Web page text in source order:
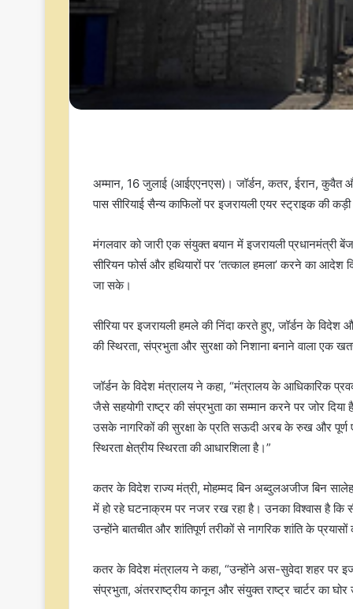
अम्मान, 16 जुलाई (आईएएनएस)। जॉर्डन, कतर, ईरान, कुवैत
पास सीरियाई सैन्य काफिलों पर इजरायली एयर स्ट्राइक की कड़ी
मंगलवार को जारी एक संयुक्त बयान में इजरायली प्रधानमंत्री
सीरियन फोर्स और हथियारों पर ‘तत्काल हमला’ करने का
जा सके।
सीरिया पर इजरायली हमले की निंदा करते हुए, जॉर्डन के
की स्थिरता, संप्रभुता और सुरक्षा को निशाना बनाने वाला एक
जॉर्डन के विदेश मंत्रालय ने कहा, “मंत्रालय के आधिकारिक
जैसे सहयोगी राष्ट्र की संप्रभुता का सम्मान करने पर जोर
उसके नागरिकों की सुरक्षा के प्रति सऊदी अरब के रुख और पूर्ण
स्थिरता क्षेत्रीय स्थिरता की आधारशिला है।”
कतर के विदेश राज्य मंत्री, मोहम्मद बिन अब्दुलअजीज बिन
में हो रहे घटनाक्रम पर नजर रख रहा है। उनका विश्वास है कि
उन्होंने बातचीत और शांतिपूर्ण तरीकों से नागरिक शांति के
कतर के विदेश मंत्रालय ने कहा, “उन्होंने अस-सुवेदा शहर पर
संप्रभुता, अंतरराष्ट्रीय कानून और संयुक्त राष्ट्र चार्टर का